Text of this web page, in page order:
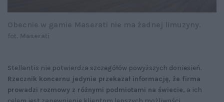
Stellantis nie potwierdza szczegółów powyższych doniesień.
Rzecznik koncernu jedynie przekazał informację, że firma
prowadzi rozmowy z różnymi podmiotami na świecie, a ich